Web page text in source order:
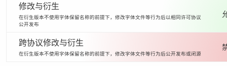
修改与衍生
在衍生版本不使用字体保留名称的前提下，修改字体文件等行为后以相同许可协议
公开发布
跨协议修改与衍生
在衍生版本不使用字体保留名称的前提下，修改字体文件等行为后公开发布或闭源